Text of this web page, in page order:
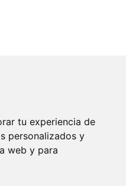
tu experiencia de
personalizados y
web y para